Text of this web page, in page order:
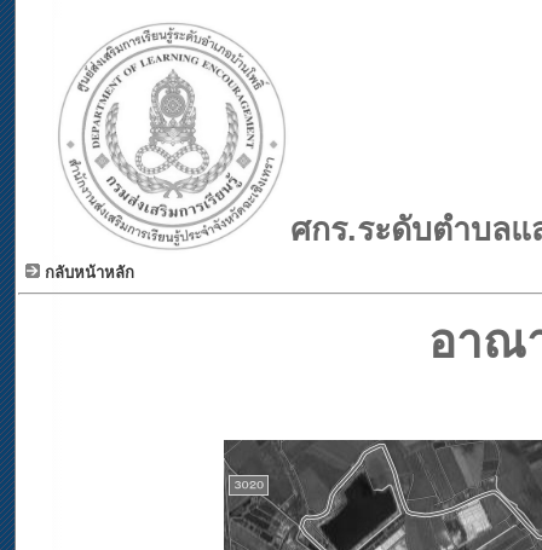
ศกร.ระดับตำบลแ
กลับหน้าหลัก
อาณ